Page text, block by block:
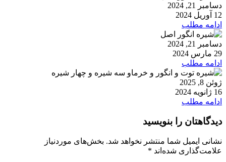
دسامبر 21, 2024
12 آوریل 2024
ادامه مطلب
دسامبر 21, 2024
29 مارس 2024
ادامه مطلب
ژوئن 8, 2025
16 ژانویه 2024
ادامه مطلب
دیدگاهتان را بنویسید
نشانی ایمیل شما منتشر نخواهد شد. بخش‌های موردنیاز
علامت‌گذاری شده‌اند *